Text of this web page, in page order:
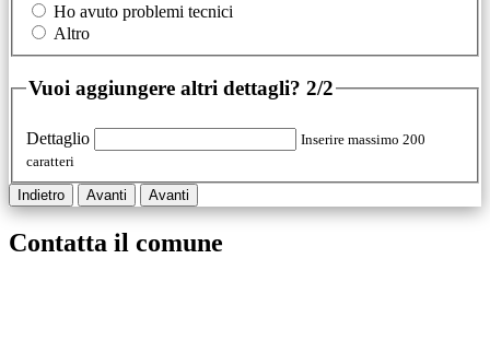
Ho avuto problemi tecnici
Altro
Vuoi aggiungere altri dettagli? 2/2
Dettaglio
Inserire massimo 200
caratteri
Indietro Avanti Avanti
Contatta il comune